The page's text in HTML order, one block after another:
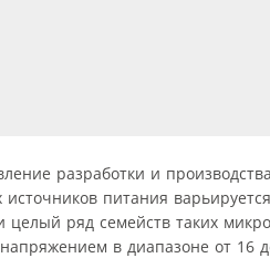
разработки и
питания
ряд семейств таких
в диапазоне от 16